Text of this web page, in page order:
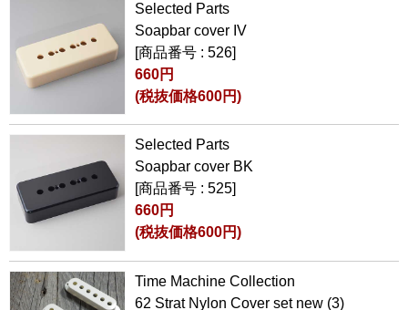
Selected Parts
Soapbar cover IV
[商品番号 : 526]
660円
(税抜価格600円)
Selected Parts
Soapbar cover BK
[商品番号 : 525]
660円
(税抜価格600円)
Time Machine Collection
62 Strat Nylon Cover set new (3)